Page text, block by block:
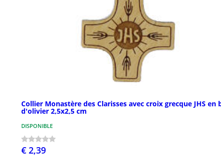
Collier Monastère des Clarisses avec croix grecque JHS en
d'olivier 2,5x2,5 cm
DISPONIBLE
€ 2,39